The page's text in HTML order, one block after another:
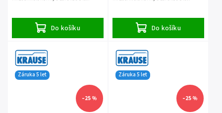
Do košíku Do košíku
Záruka 5 let
–25 %
Záruka 5 let
–25 %